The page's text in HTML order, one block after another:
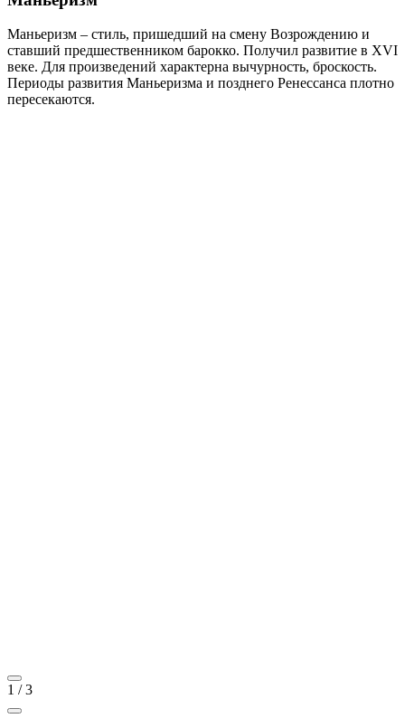
Маньеризм – стиль, пришедший на смену Возрождению и
ставший предшественником барокко. Получил развитие в XVI
веке. Для произведений характерна вычурность, броскость.
Периоды развития Маньеризма и позднего Ренессанса плотно
пересекаются.
1 /3